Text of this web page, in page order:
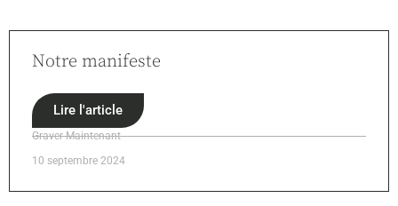
Notre manifeste
Lire l'article
Graver Maintenant
10 septembre 2024